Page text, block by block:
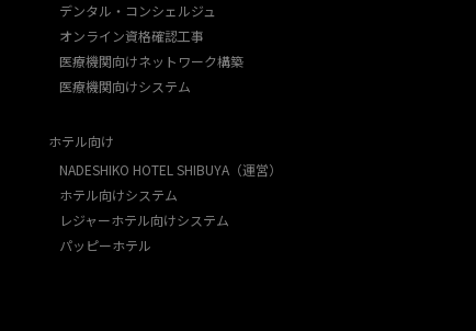
デンタル・コンシェルジュ
オンライン資格確認工事
医療機関向けネットワーク構築
医療機関向けシステム
ホテル向け
NADESHIKO HOTEL SHIBUYA（運営）
ホテル向けシステム
レジャーホテル向けシステム
パッピーホテル